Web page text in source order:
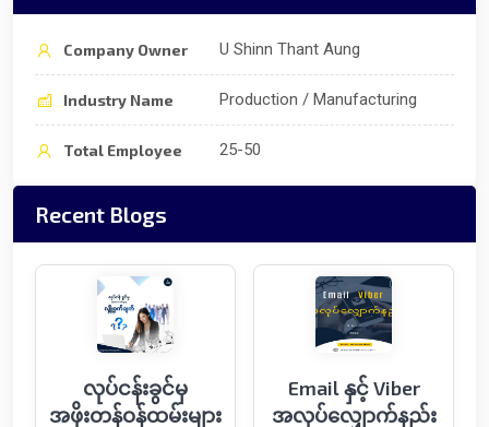
Company Owner U Shinn Thant Aung
Industry Name Production / Manufacturing
Total Employee 25-50
Recent Blogs
လုပ်ငန်းခွင်မှ
အဖိုးတန်ဝန်ထမ်းများ
Email နှင့် Viber
အလုပ်လျှောက်နည်း